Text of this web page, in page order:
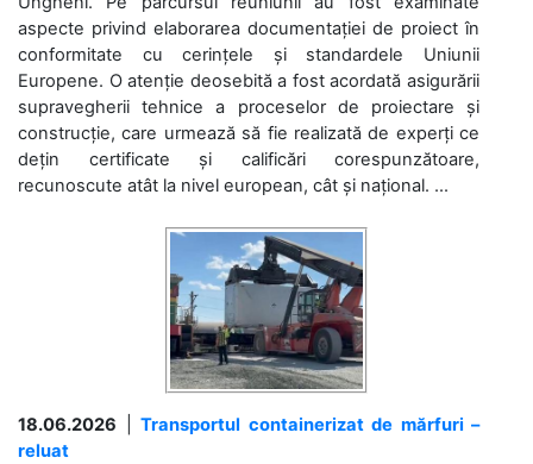
aspecte privind elaborarea documentației de proiect în
conformitate cu cerințele și standardele Uniunii
Europene. O atenție deosebită a fost acordată asigurării
supravegherii tehnice a proceselor de proiectare și
construcție, care urmează să fie realizată de experți ce
dețin certificate și calificări corespunzătoare,
recunoscute atât la nivel european, cât și național. ...
18.06.2026
Transportul containerizat de mărfuri –
reluat